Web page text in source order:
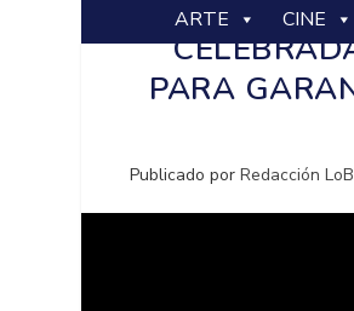
ARTE CINE
PARA
Publicado porRedacción